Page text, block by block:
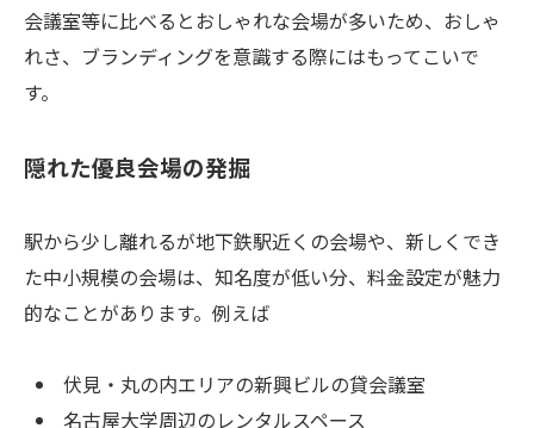
会議室等に比べるとおしゃれな会場が多いため、おしゃ
れさ、ブランディングを意識する際にはもってこいで
す。
隠れた優良会場の発掘
駅から少し離れるが地下鉄駅近くの会場や、新しくでき
た中小規模の会場は、知名度が低い分、料金設定が魅力
的なことがあります。例えば
伏見・丸の内エリアの新興ビルの貸会議室
名古屋大学周辺のレンタルスペース